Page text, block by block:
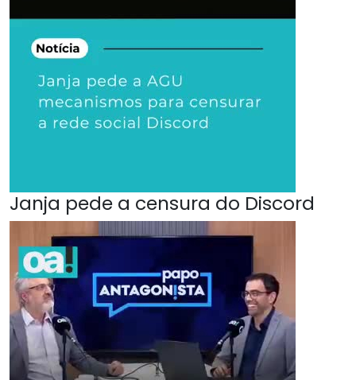
Janja pede a censura do Discord